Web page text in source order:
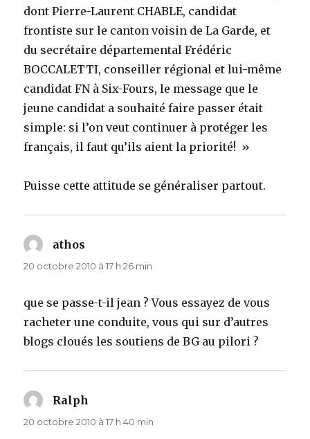
dont Pierre-Laurent CHABLE, candidat
frontiste sur le canton voisin de La Garde, et
du secrétaire départemental Frédéric
BOCCALETTI, conseiller régional et lui-même
candidat FN à Six-Fours, le message que le
jeune candidat a souhaité faire passer était
simple: si l’on veut continuer à protéger les
français, il faut qu’ils aient la priorité! »
Puisse cette attitude se généraliser partout.
athos
20 octobre 2010 à 17 h 26 min
que se passe-t-il jean ? Vous essayez de vous
racheter une conduite, vous qui sur d’autres
blogs cloués les soutiens de BG au pilori ?
Ralph
20 octobre 2010 à 17 h 40 min